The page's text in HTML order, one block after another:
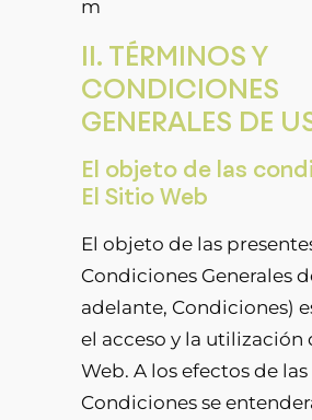
m
II. TÉRMINOS Y
CONDICIONES
GENERALES DE
El objeto de las
El Sitio Web
El objeto de las
Condiciones Generales
adelante, Condiciones)
el acceso y la utilización
Web. A los efectos de
Condiciones se